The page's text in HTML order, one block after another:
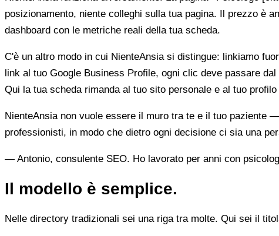
posizionamento, niente colleghi sulla tua pagina. Il prezzo è
dashboard con le metriche reali della tua scheda.
C'è un altro modo in cui NienteAnsia si distingue: linkiamo
link al tuo Google Business Profile, ogni clic deve passare
Qui la tua scheda rimanda al tuo sito personale e al tuo
NienteAnsia non vuole essere il muro tra te e il tuo paziente
professionisti, in modo che dietro ogni decisione ci sia una
— Antonio, consulente SEO. Ho lavorato per anni con
Il modello è semplice.
Nelle directory tradizionali sei una riga tra molte. Qui sei il